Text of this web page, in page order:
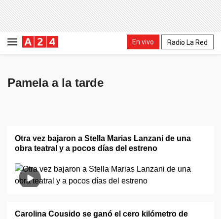
En vivo Radio La Red
Pamela a la tarde
Otra vez bajaron a Stella Marias Lanzani de una
obra teatral y a pocos días del estreno
Carolina Cousido se ganó el cero kilómetro de